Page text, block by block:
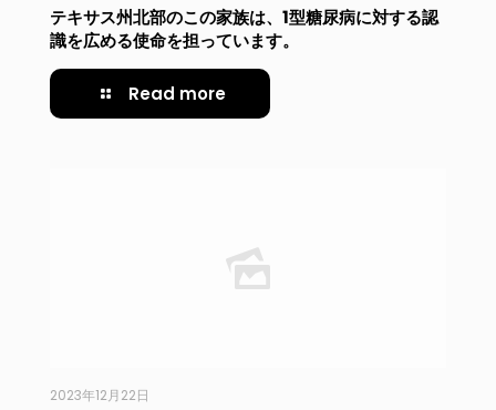
テキサス州北部のこの家族は、1型糖尿病に対する認
識を広める使命を担っています。
Read more
2023年12月22日